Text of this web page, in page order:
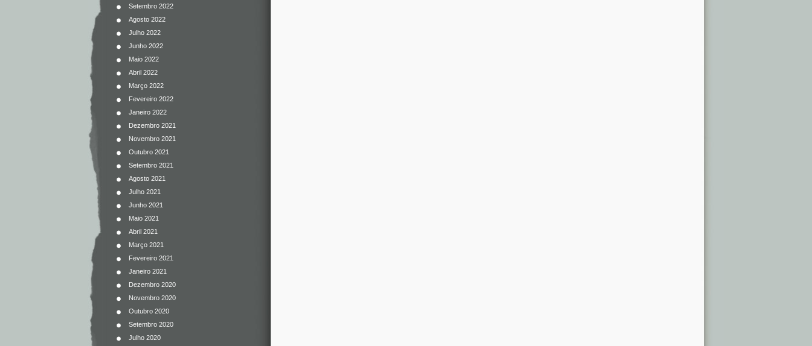
Setembro 2022
Agosto 2022
Julho 2022
Junho 2022
Maio 2022
Abril 2022
Março 2022
Fevereiro 2022
Janeiro 2022
Dezembro 2021
Novembro 2021
Outubro 2021
Setembro 2021
Agosto 2021
Julho 2021
Junho 2021
Maio 2021
Abril 2021
Março 2021
Fevereiro 2021
Janeiro 2021
Dezembro 2020
Novembro 2020
Outubro 2020
Setembro 2020
Julho 2020